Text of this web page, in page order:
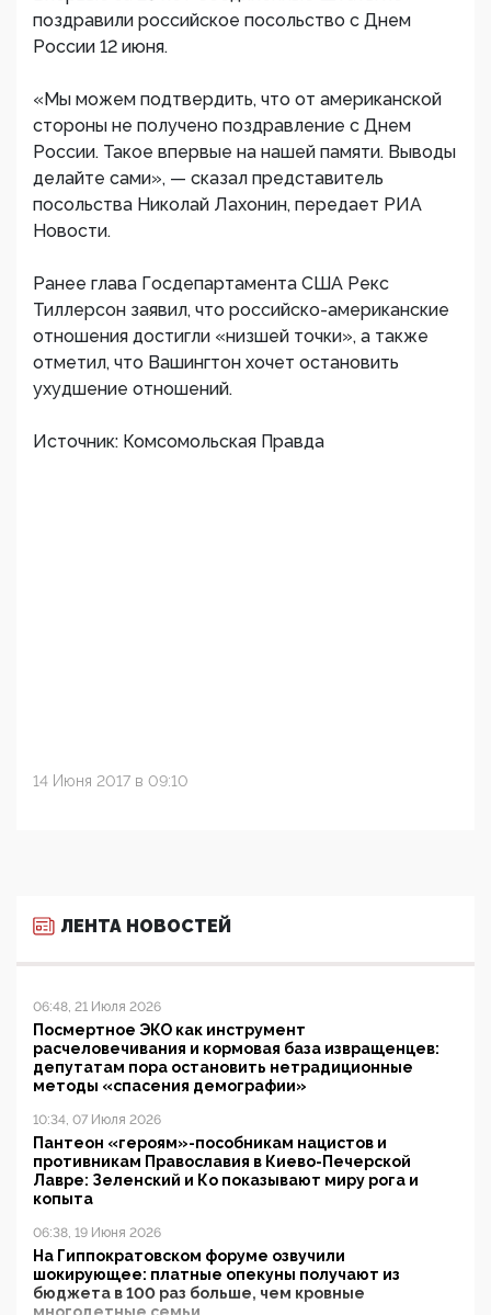
поздравили российское посольство с Днем
России 12 июня.
«Мы можем подтвердить, что от американской
стороны не получено поздравление с Днем
России. Такое впервые на нашей памяти. Выводы
делайте сами», — сказал представитель
посольства Николай Лахонин, передает РИА
Новости.
Ранее глава Госдепартамента США Рекс
Тиллерсон заявил, что российско-американские
отношения достигли «низшей точки», а также
отметил, что Вашингтон хочет остановить
ухудшение отношений.
Источник: Комсомольская Правда
14 Июня 2017 в 09:10
ЛЕНТА НОВОСТЕЙ
06:48, 21 Июля 2026
Посмертное ЭКО как инструмент
расчеловечивания и кормовая база извращенцев:
депутатам пора остановить нетрадиционные
методы «спасения демографии»
10:34, 07 Июля 2026
Пантеон «героям»-пособникам нацистов и
противникам Православия в Киево-Печерской
Лавре: Зеленский и Ко показывают миру рога и
копыта
06:38, 19 Июня 2026
На Гиппократовском форуме озвучили
шокирующее: платные опекуны получают из
бюджета в 100 раз больше, чем кровные